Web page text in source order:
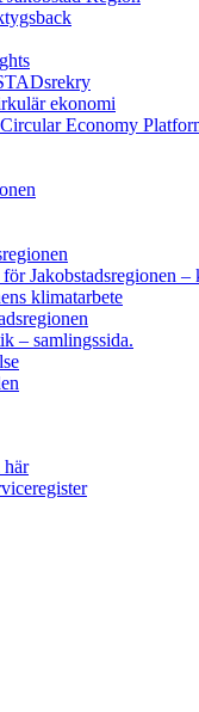
ekonomi
Economy
Jakobstadsregionen
klimatarbete
– samlingssida.